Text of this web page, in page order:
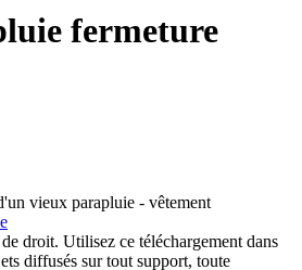
fermeture
vieux parapluie - vêtement
droit. Utilisez ce téléchargement dans
diffusés sur tout support, toute